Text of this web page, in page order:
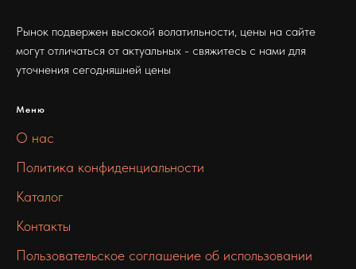
Рынок подвержен высокой волатильности, цены на сайте
могут отличаться от актуальных - свяжитесь с нами для
уточнения сегодняшней цены
Меню
О нас
Политика конфиденциальности
Каталог
Контакты
Пользовательское соглашение об использовании